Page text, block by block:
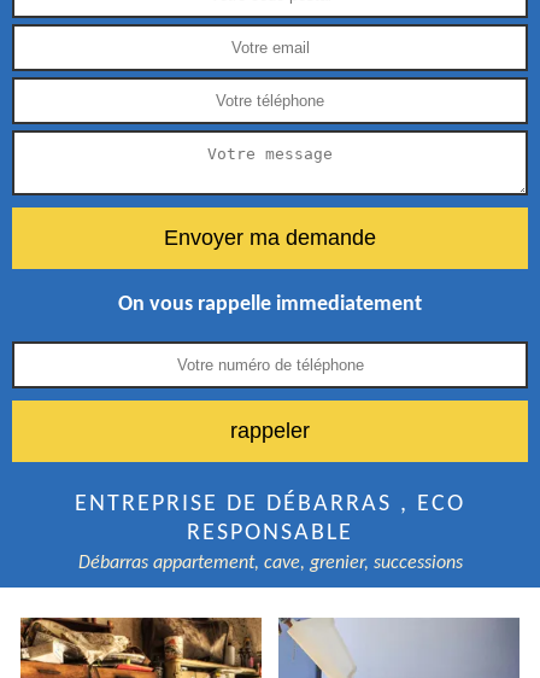
On vous rappelle immediatement
ENTREPRISE DE DÉBARRAS , ECO
RESPONSABLE
Débarras appartement, cave, grenier, successions